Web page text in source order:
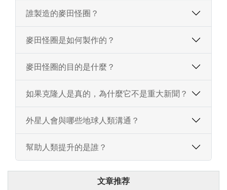
誰製造的麥田怪圈？
麥田怪圈是如何製作的？
麥田怪圈的目的是什麼？
如果克隆人是真的，為什麼它不是重大新聞？
外星人會與哪些地球人類溝通？
幫助人類提升的是誰？
文章推荐